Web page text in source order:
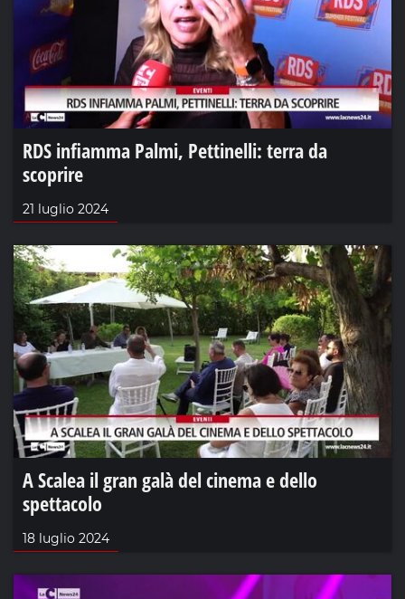
RDS infiamma Palmi, Pettinelli: terra da
scoprire
21 luglio 2024
A Scalea il gran galà del cinema e dello
spettacolo
18 luglio 2024